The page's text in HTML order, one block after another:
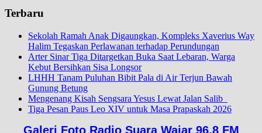
Terbaru
Sekolah Ramah Anak Digaungkan, Kompleks Xaverius Way
Halim Tegaskan Perlawanan terhadap Perundungan
Arter Sinar Tiga Ditargetkan Buka Saat Lebaran, Warga
Kebut Bersihkan Sisa Longsor
LHHH Tanam Puluhan Bibit Pala di Air Terjun Bawah
Gunung Betung
Mengenang Kisah Sengsara Yesus Lewat Jalan Salib
Tiga Pesan Paus Leo XIV untuk Masa Prapaskah 2026
Galeri Foto Radio Suara Wajar 96,8 FM